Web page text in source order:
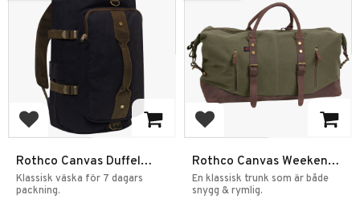
Lägg till i favoriter
Rothco Canvas Duffel
Ryggsäck Väska
Klassisk väska för 7 dagars
packning.
Lägg till i favoriter
Rothco Canvas Weekend
Bag
En klassisk trunk som är både
snygg & rymlig.